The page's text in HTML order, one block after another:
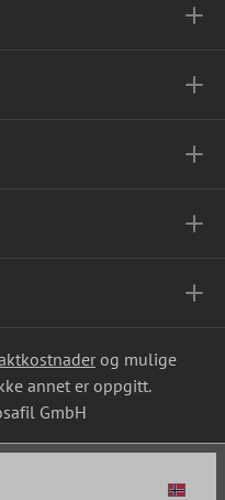
og mulige
annet er oppgitt.
GmbH